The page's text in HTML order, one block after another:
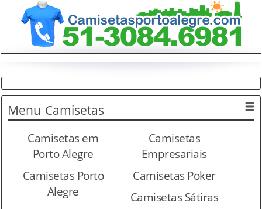
Menu Camisetas
Camisetas em
Porto Alegre
Camisetas
Empresariais
Camisetas Porto
Alegre
Camisetas Poker
Camisetas Sátiras